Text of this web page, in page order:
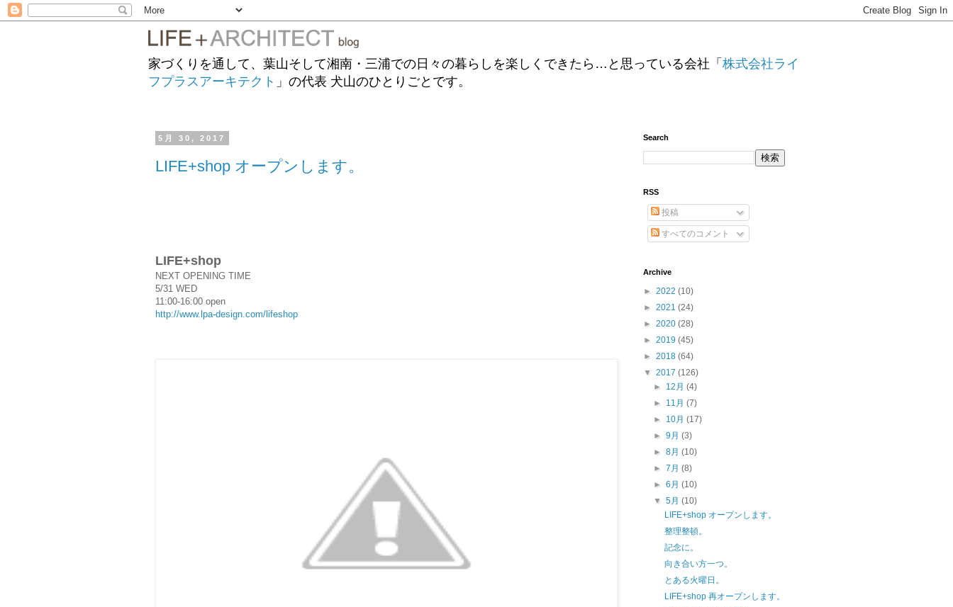
家づくりを通して、葉山そして湘南・三浦での日々の暮らしを楽しくできたら…と思っている会社「 株式会社ライ
フプラスアーキテクト 」の代表 犬山のひとりごとです。
5月 30, 2017
LIFE+shop オープンします。
LIFE+shop
NEXT OPENING TIME
5/31 WED
11:00-16:00 open
http://www.lpa-design.com/lifeshop
Search
RSS
投稿
すべてのコメント
Archive
► 2022 (10)
► 2021 (24)
► 2020 (28)
► 2019 (45)
► 2018 (64)
▼ 2017 (126)
► 12月(4)
► 11月(7)
► 10月(17)
►9月(3)
►8月(10)
►7月(8)
►6月(10)
▼5月(10)
LIFE+shop オープンします。
整理整頓。
記念に。
向き合い方一つ。
とある火曜日。
LIFE+shop 再オープンします。